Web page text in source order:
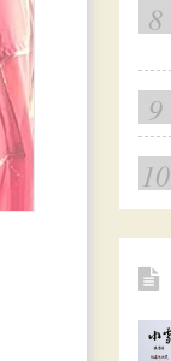
8
9
10